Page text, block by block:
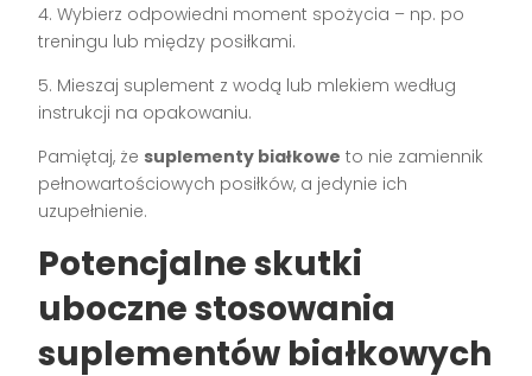
4. Wybierz odpowiedni moment spożycia – np. po
treningu lub między posiłkami.
5. Mieszaj suplement z wodą lub mlekiem według
instrukcji na opakowaniu.
Pamiętaj, że suplementy białkowe to nie zamiennik
pełnowartościowych posiłków, a jedynie ich
uzupełnienie.
Potencjalne skutki
uboczne stosowania
suplementów białkowych